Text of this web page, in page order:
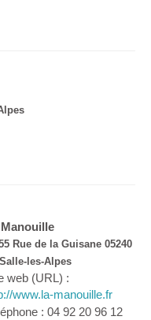
Rue de la Guisane 05240
les-Alpes
web (URL) :
www.la-manouille.fr
: 04 92 20 96 12